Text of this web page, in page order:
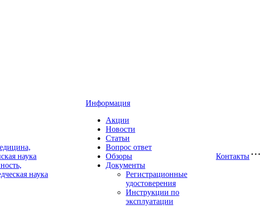
наука
наука
Информация
Акции
Новости
Статьи
Вопрос ответ
Обзоры
Документы
Регистрационные
удостоверения
Инструкции по
эксплуатации
Контакты